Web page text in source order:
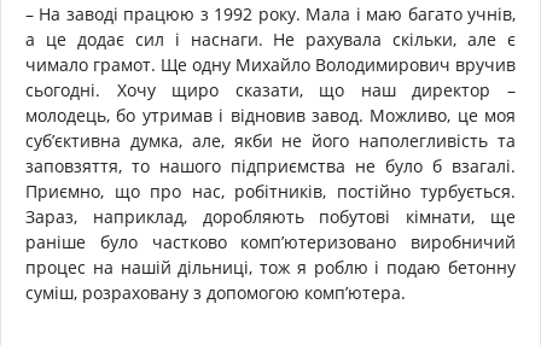
– На заводі працюю з 1992 року. Мала і маю багато учнів,
а це додає сил і наснаги. Не рахувала скільки, але є
чимало грамот. Ще одну Михайло Володимирович вручив
сьогодні. Хочу щиро сказати, що наш директор –
молодець, бо утримав і відновив завод. Можливо, це моя
суб’єктивна думка, але, якби не його наполегливість та
заповзяття, то нашого підприємства не було б взагалі.
Приємно, що про нас, робітників, постійно турбується.
Зараз, наприклад, доробляють побутові кімнати, ще
раніше було частково комп’ютеризовано виробничий
процес на нашій дільниці, тож я роблю і подаю бетонну
суміш, розраховану з допомогою комп’ютера.